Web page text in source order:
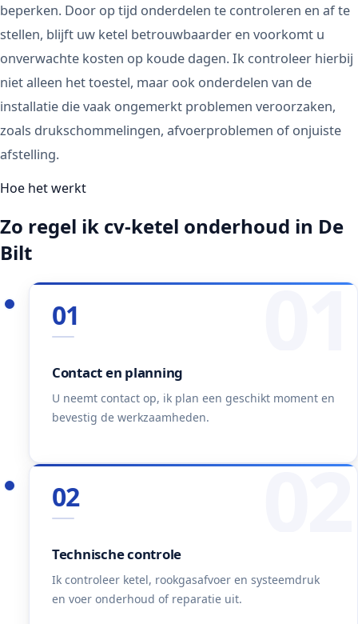
beperken. Door op tijd onderdelen te controleren en af te
stellen, blijft uw ketel betrouwbaarder en voorkomt u
onverwachte kosten op koude dagen. Ik controleer hierbij
niet alleen het toestel, maar ook onderdelen van de
installatie die vaak ongemerkt problemen veroorzaken,
zoals drukschommelingen, afvoerproblemen of onjuiste
afstelling.
Hoe het werkt
Zo regel ik cv-ketel onderhoud in De
Bilt
01
01
Contact en planning
U neemt contact op, ik plan een geschikt moment en
bevestig de werkzaamheden.
02
02
Technische controle
Ik controleer ketel, rookgasafvoer en systeemdruk
en voer onderhoud of reparatie uit.